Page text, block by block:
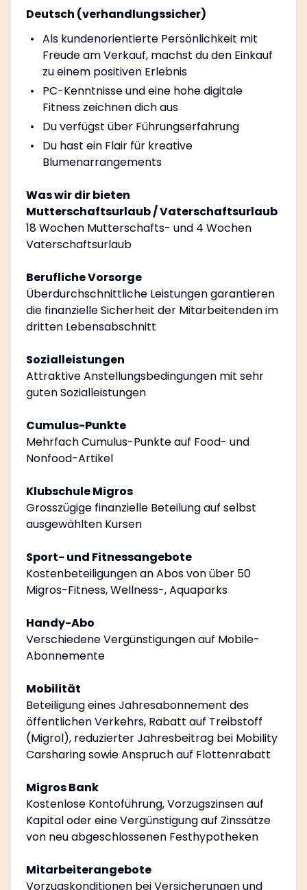
Deutsch (verhandlungssicher)
Als kundenorientierte Persönlichkeit mit
Freude am Verkauf, machst du den Einkauf
zu einem positiven Erlebnis
PC-Kenntnisse und eine hohe digitale
Fitness zeichnen dich aus
Du verfügst über Führungserfahrung
Du hast ein Flair für kreative
Blumenarrangements
Was wir dir bieten
Mutterschaftsurlaub / Vaterschaftsurlaub
18 Wochen Mutterschafts- und 4 Wochen
Vaterschaftsurlaub
Berufliche Vorsorge
Überdurchschnittliche Leistungen garantieren
die finanzielle Sicherheit der Mitarbeitenden im
dritten Lebensabschnitt
Sozialleistungen
Attraktive Anstellungsbedingungen mit sehr
guten Sozialleistungen
Cumulus-Punkte
Mehrfach Cumulus-Punkte auf Food- und
Nonfood-Artikel
Klubschule Migros
Grosszügige finanzielle Beteilung auf selbst
ausgewählten Kursen
Sport- und Fitnessangebote
Kostenbeteiligungen an Abos von über 50
Migros-Fitness, Wellness-, Aquaparks
Handy-Abo
Verschiedene Vergünstigungen auf Mobile-
Abonnemente
Mobilität
Beteiligung eines Jahresabonnement des
öffentlichen Verkehrs, Rabatt auf Treibstoff
(Migrol), reduzierter Jahresbeitrag bei Mobility
Carsharing sowie Anspruch auf Flottenrabatt
Migros Bank
Kostenlose Kontoführung, Vorzugszinsen auf
Kapital oder eine Vergünstigung auf Zinssätze
von neu abgeschlossenen Festhypotheken
Mitarbeiterangebote
Vorzugskonditionen bei Versicherungen und